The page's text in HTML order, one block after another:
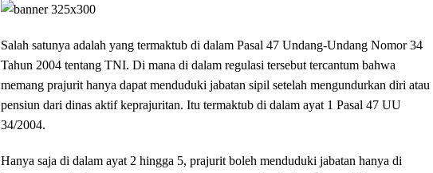
Salah satunya adalah yang termaktub di dalam Pasal 47 Undang-Undang Nomor 34
Tahun 2004 tentang TNI. Di mana di dalam regulasi tersebut tercantum bahwa
memang prajurit hanya dapat menduduki jabatan sipil setelah mengundurkan diri atau
pensiun dari dinas aktif keprajuritan. Itu termaktub di dalam ayat 1 Pasal 47 UU
34/2004.
Hanya saja di dalam ayat 2 hingga 5, prajurit boleh menduduki jabatan hanya di